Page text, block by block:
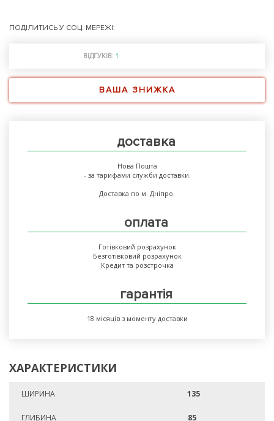
ПОДІЛИТИСЬ У СОЦ. МЕРЕЖІ:
ВІДГУКІВ: 1
ВАША ЗНИЖКА
доставка
Нова Пошта
- за тарифами служби доставки.
Доставка по м. Дніпро.
оплата
Готівковий розрахунок
Безготівковий розрахунок
Кредит та розстрочка
гарантія
18 місяців з моменту доставки
ХАРАКТЕРИСТИКИ
ШИРИНА 135
ГЛИБИНА 85